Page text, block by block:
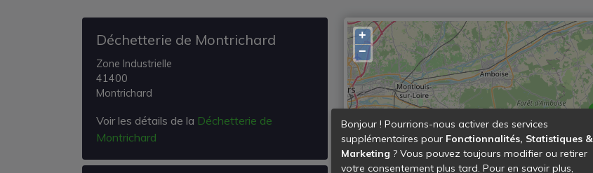
Déchetterie de Montrichard
Zone Industrielle
41400
Montrichard
Voir les détails de la Déchetterie de
Montrichard
+
−
Bonjour ! Pourrions-nous activer des services
supplémentaires pour Fonctionnalités, Statistiques &
Marketing ? Vous pouvez toujours modifier ou retirer
votre consentement plus tard. Pour en savoir plus,